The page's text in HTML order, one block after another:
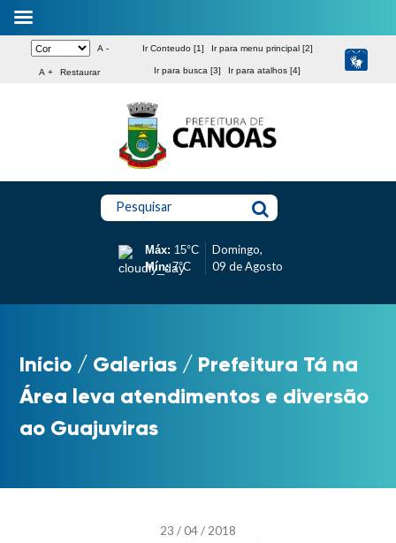
A -
A + Restaurar
Ir Conteudo [1] Ir para menu principal [2]
Ir para busca [3] Ir para atalhos [4]
Pesquisar
Máx: 15°C
Mín:7°C
Domingo,
09 de Agosto
Início / Galerias / Prefeitura Tá na
Área leva atendimentos e diversão
ao Guajuviras
23 /04/2018